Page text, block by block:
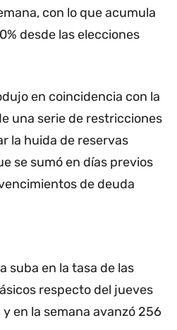
con lo que acumula
desde las elecciones
en coincidencia con la
una serie de restricciones
la huida de reservas
se sumó en días previos
de deuda
suba en la tasa de las
respecto del jueves
en la semana avanzó 256